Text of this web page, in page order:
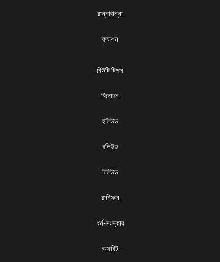
রান্নাবান্না
ফ্যাশন
বিউটি টিপস
বিনোদন
হলিউড
বলিউড
টলিউড
রাশিফল
ধৰ্ম-সংস্কার
অফবিট